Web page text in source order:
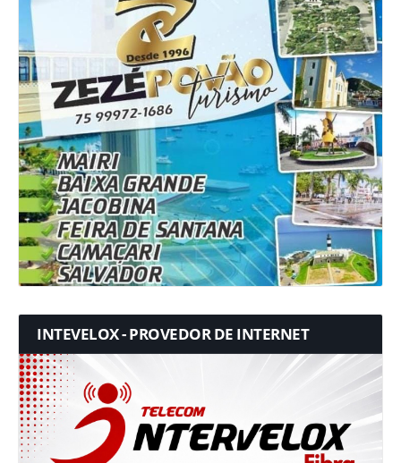
INTEVELOX - PROVEDOR DE INTERNET